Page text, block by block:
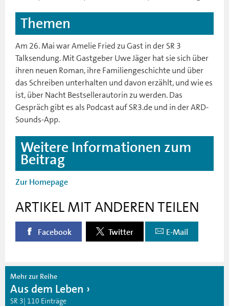
Themen
Am 26. Mai war Amelie Fried zu Gast in der SR 3
Talksendung. Mit Gastgeber Uwe Jäger hat sie sich über
ihren neuen Roman, ihre Familiengeschichte und über
das Schreiben unterhalten und davon erzählt, und wie es
ist, über Nacht Bestsellerautorin zu werden. Das
Gespräch gibt es als Podcast auf SR3.de und in der ARD-
Sounds-App.
Weitere Informationen zum
Beitrag
Zur Homepage
ARTIKEL MIT ANDEREN TEILEN
Facebook Twitter E-Mail
Mehr zur Reihe
Aus dem Leben
SR 3| 110 Einträge